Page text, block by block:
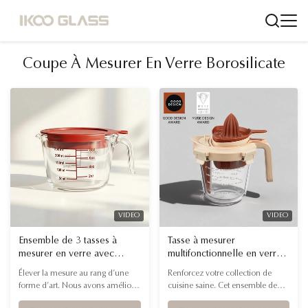
Coupe À Mesurer En Verre Borosilicate
VIDEO
Ensemble de 3 tasses à
mesurer en verre avec
marquages ​​faciles à lire
pour les marques
Élever la mesure au rang d’une
forme d’art. Nous avons amélioré
VIDEO
Tasse à mesurer
multifonctionnelle en verre
chute pour les marques
Renforcez votre collection de
cuisine saine. Cet ensemble de